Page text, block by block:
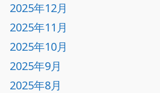
2025年12月
2025年11月
2025年10月
2025年9月
2025年8月